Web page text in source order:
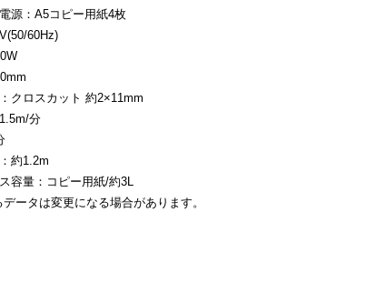
源：A5コピー用紙4枚
60Hz)
クロスカット 約2×11mm
分
約1.2m
容量：コピー用紙/約3L
ータは変更になる場合があります。